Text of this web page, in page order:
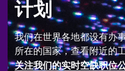
计划
我们在世界各地都设有办
所在的国家，查看附近的
关注我们的实时空缺职位